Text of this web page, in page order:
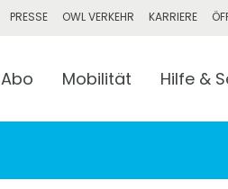
PRESSE OWL VERKEHR KARRIERE
Abo Mobilität Hilfe &
Abfahrt